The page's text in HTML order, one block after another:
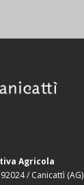
Agricola
/ Canicattì (AG)